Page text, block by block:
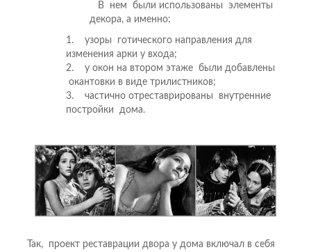
В нем были использованы элементы
декора, а именно:
1. узоры готического направления для
изменения арки у входа;
2. у окон на втором этаже были добавлены
окантовки в виде трилистников;
3. частично отреставрированы внутренние
постройки дома.
Так, проект реставрации двора у дома включал в себя